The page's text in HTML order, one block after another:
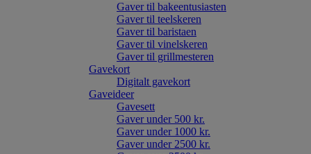
Gaver til bakeentusiasten
Gaver til teelskeren
Gaver til baristaen
Gaver til vinelskeren
Gaver til grillmesteren
Gavekort
Digitalt gavekort
Gaveideer
Gavesett
Gaver under 500 kr.
Gaver under 1000 kr.
Gaver under 2500 kr.